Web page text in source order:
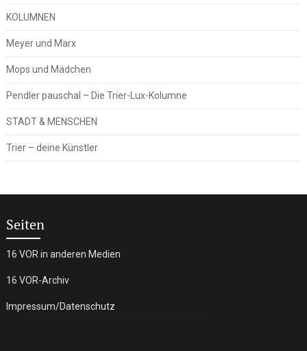
KOLUMNEN
Meyer und Marx
Mops und Mädchen
Pendler pauschal – Die Trier-Lux-Kolumne
STADT & MENSCHEN
Trier – deine Künstler
Seiten
16 VOR in anderen Medien
16 VOR-Archiv
Impressum/Datenschutz